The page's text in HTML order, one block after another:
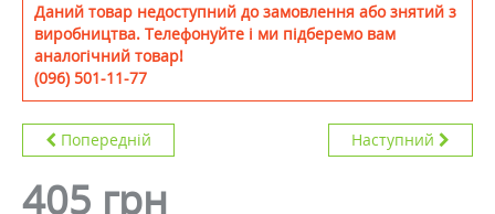
Даний товар недоступний до замовлення або знятий з
виробництва. Телефонуйте і ми підберемо вам
аналогічний товар!
(096) 501-11-77
Попередній Наступний
405 грн